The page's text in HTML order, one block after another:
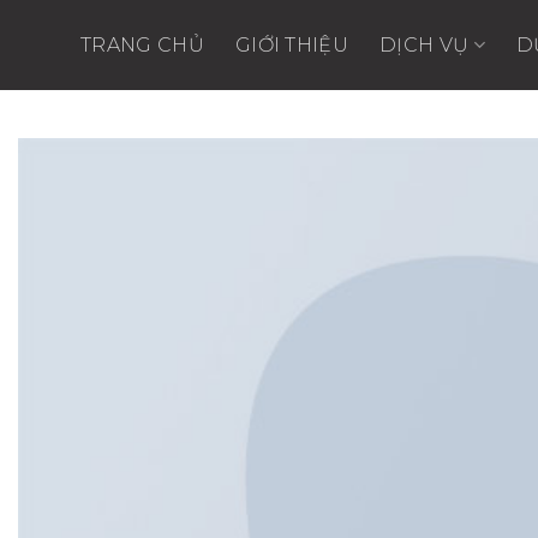
TRANG CHỦ GIỚI THIỆU DỊCH VỤ